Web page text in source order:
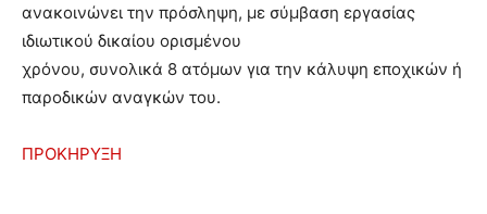
ανακοινώνει την πρόσληψη, με σύμβαση εργασίας
ιδιωτικού δικαίου ορισμένου
χρόνου, συνολικά 8 ατόμων για την κάλυψη εποχικών ή
παροδικών αναγκών του.
ΠΡΟΚΗΡΥΞΗ